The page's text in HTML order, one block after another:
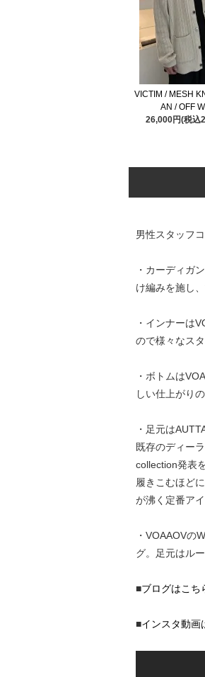
VICTIM / MESH
AN / OFF
26,000円(税込
男性スタッフ
・カーディガ
け編みを施し
・インナーは
ので様々なス
・ボトムは
しい仕上がり
・足元は
既存のディー
collection発表
履きこむほど
が沸く定番ア
・VOAAOVの
グ。足元はル
■ブログはこち
■インスタ動画